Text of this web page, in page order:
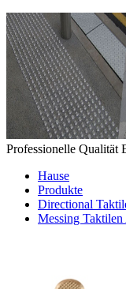
Professionelle Qualität
Hause
Produkte
Directional
Messing